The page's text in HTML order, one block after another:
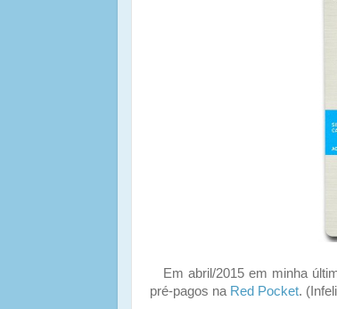
Em abril/2015 em minha
pré-pagos na Red Pocket.